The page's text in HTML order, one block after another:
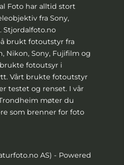
Foto har alltid stort
fra Sony,
Stjordalfoto.no
brukt fotoutstyr fra
Nikon, Sony, Fujifilm og
fotoutsyr i
Vårt brukte fotoutstyr
testet og renset. I vår
møter du
som brenner for foto
AS) - Powered